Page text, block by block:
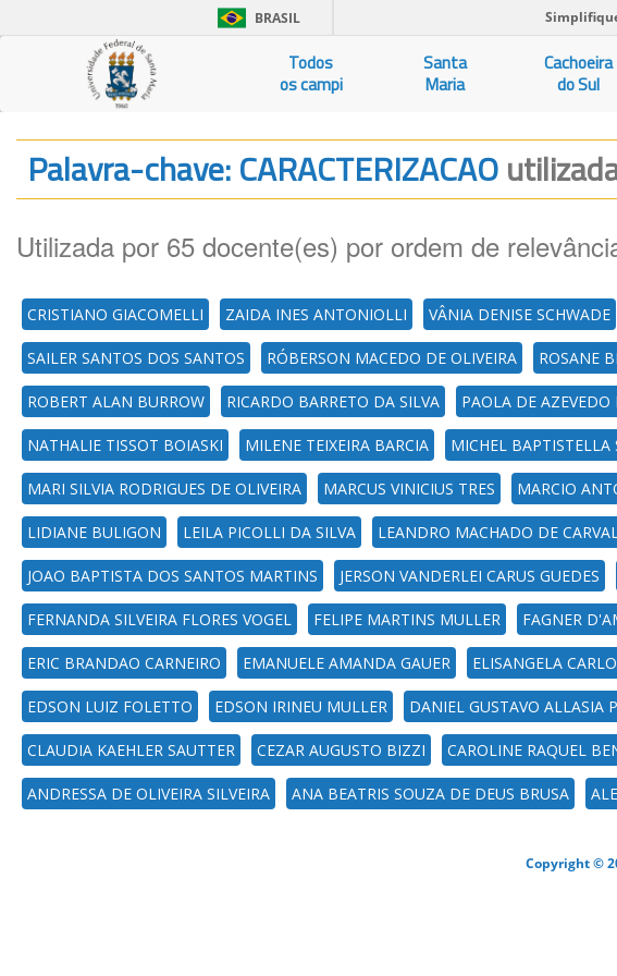
BRASIL
Todos
os campi
Santa
Maria
Cachoeira
do Sul
Palavra-chave: CARACTERIZACAO
Utilizada por 65 docente(es) por ordem de
CRISTIANO GIACOMELLI ZAIDA INES ANTONIOLLI VÂNIA DENISE SCHWADE
SAILER SANTOS DOS SANTOS RÓBERSON MACEDO DE OLIVEIRA ROSANE
ROBERT ALAN BURROW RICARDO BARRETO DA SILVA PAOLA DE AZEVEDO
NATHALIE TISSOT BOIASKI MILENE TEIXEIRA BARCIA MICHEL BAPTISTELLA
MARI SILVIA RODRIGUES DE OLIVEIRA MARCUS VINICIUS TRES MARCIO
LIDIANE BULIGON LEILA PICOLLI DA SILVA LEANDRO MACHADO DE
JOAO BAPTISTA DOS SANTOS MARTINS JERSON VANDERLEI CARUS GUEDES
FERNANDA SILVEIRA FLORES VOGEL FELIPE MARTINS MULLER FAGNER
ERIC BRANDAO CARNEIRO EMANUELE AMANDA GAUER ELISANGELA
EDSON LUIZ FOLETTO EDSON IRINEU MULLER DANIEL GUSTAVO ALLASIA
CLAUDIA KAEHLER SAUTTER CEZAR AUGUSTO BIZZI CAROLINE RAQUEL
ANDRESSA DE OLIVEIRA SILVEIRA ANA BEATRIS SOUZA DE DEUS BRUSA
Copyright ©